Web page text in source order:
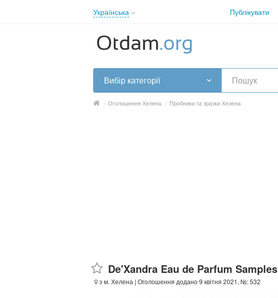
Українська
English
Русский
Українська
Публікувати
Вибір категорії
/ Оголошення Хелена / Пробники та зразки Хелена
De'Xandra Eau de Parfum Samples
з м. Хелена | Оголошення додано 9 квітня 2021, №: 532